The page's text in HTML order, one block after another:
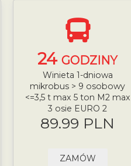
24GODZINY
Winieta 1-dniowa
mikrobus > 9 osobowy
<=3,5 t max 5 ton M2 max
3 osie EURO 2
89.99 PLN
ZAMÓW